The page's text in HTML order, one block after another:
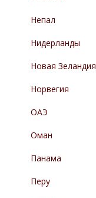
Непал
Нидерланды
Новая Зеландия
Норвегия
ОАЭ
Оман
Панама
Перу